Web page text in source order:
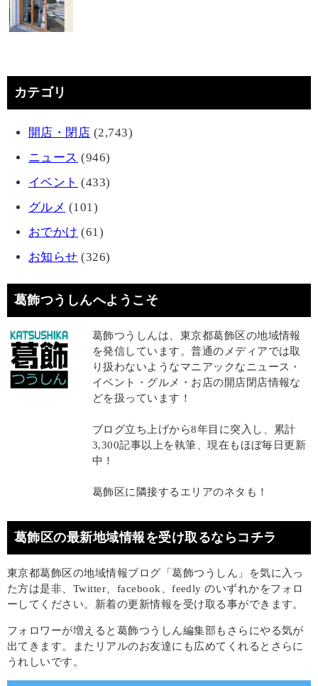
カテゴリ
開店・閉店 (2,743)
ニュース (946)
イベント (433)
グルメ (101)
おでかけ (61)
お知らせ (326)
葛飾つうしんへようこそ
葛飾つうしんは、東京都葛飾区の地域情報
を発信しています。普通のメディアでは取
り扱わないようなマニアックなニュース・
イベント・グルメ・お店の開店閉店情報な
どを扱っています！
ブログ立ち上げから8年目に突入し、累計
3,300記事以上を執筆、現在もほぼ毎日更新
中！
葛飾区に隣接するエリアのネタも！
葛飾区の最新地域情報を受け取るならコチラ
東京都葛飾区の地域情報ブログ「葛飾つうしん」を気に入っ
た方は是非、Twitter、facebook、feedly のいずれかをフォロ
ーしてください。新着の更新情報を受け取る事ができます。
フォロワーが増えると葛飾つうしん編集部もさらにやる気が
出てきます。またリアルのお友達にも広めてくれるとさらに
うれしいです。